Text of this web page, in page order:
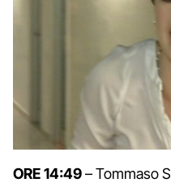
ORE 14:49– Tommaso